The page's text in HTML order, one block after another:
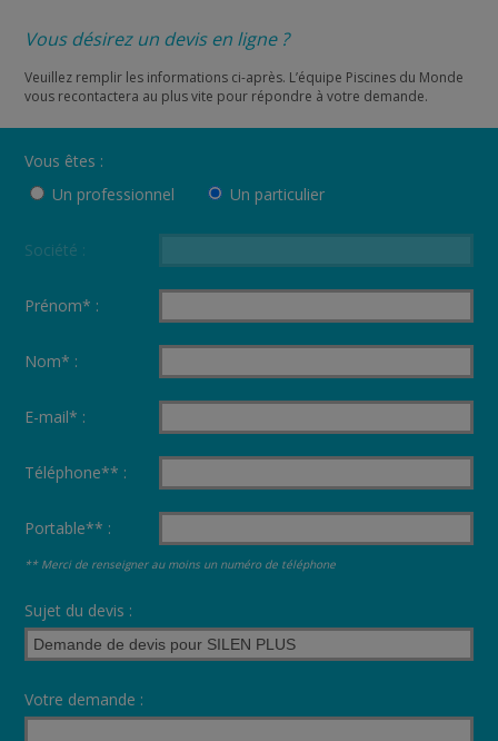
Vous désirez un devis en ligne ?
Veuillez remplir les informations ci-après. L’équipe Piscines du Monde
vous recontactera au plus vite pour répondre à votre demande.
Vous êtes :
Un professionnel
Un particulier
Société :
Prénom* :
Nom* :
E-mail* :
Téléphone** :
Portable** :
** Merci de renseigner au moins un numéro de téléphone
Sujet du devis :
Votre demande :